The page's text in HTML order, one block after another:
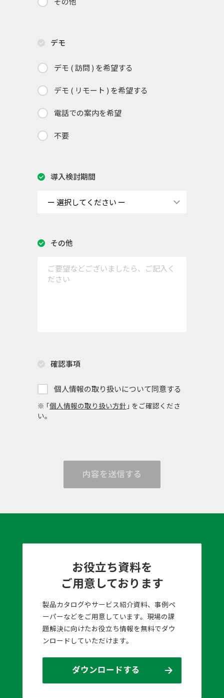
デモ
デモ ( 訪問 ) を希望する
デモ ( リモート ) を希望する
電話での案内を希望
不要
導入検討期間
その他
確認事項
個人情報の取り扱いについて同意する
※ ｢個人情報の取り扱い方針 ｣ をご確認くださ
い。
内容を送信する
お役立ち資料を
ご用意しております
製品カタログやサービス紹介資料、事例ペ
ーパーなどをご用意しています。現場の課
題解決に向けたお役立ち情報を無料でダウ
ンロードしていただけます。
ダウンロードする